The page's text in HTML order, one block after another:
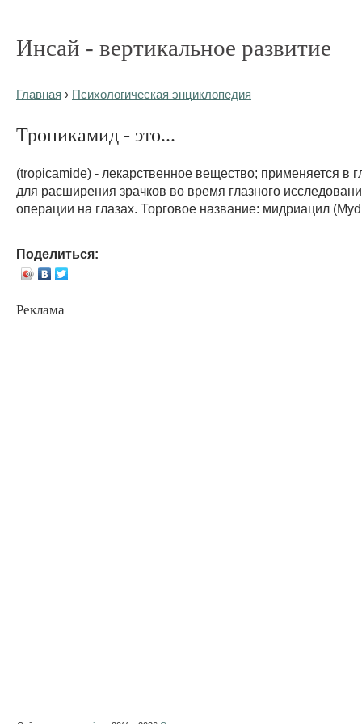
Инсай - вертикальное развитие
Главная › Психологическая энциклопедия
Тропикамид - это...
(tropicamide) - лекарственное вещество; применяется в
для расширения зрачков во время глазного
операции на глазах. Торговое название: мидриацил
Поделиться:
Реклама